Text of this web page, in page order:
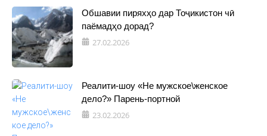
Обшавии пиряхҳо дар Тоҷикистон чӣ
паёмадҳо дорад?
27.02.2026
Реалити-шоу «Не мужское\женское
дело?» Парень-портной
23.02.2026